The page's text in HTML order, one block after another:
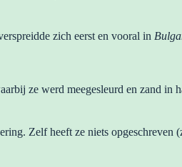
zich eerst en vooral in
ze werd meegesleurd en zand
Zelf heeft ze niets opgeschreven